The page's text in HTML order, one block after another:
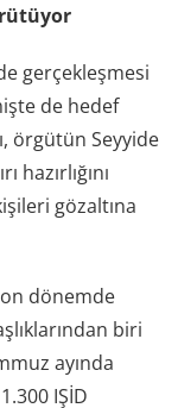
gerçekleşmesi
de hedef
örgütün Seyyide
hazırlığını
gözaltına
dönemde
biri
ayında
IŞİD